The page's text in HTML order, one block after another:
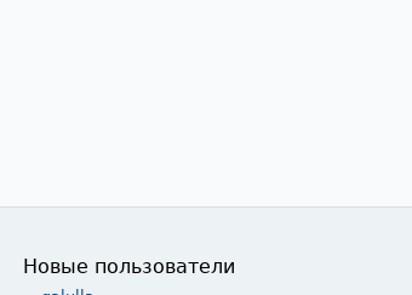
Новые пользователи